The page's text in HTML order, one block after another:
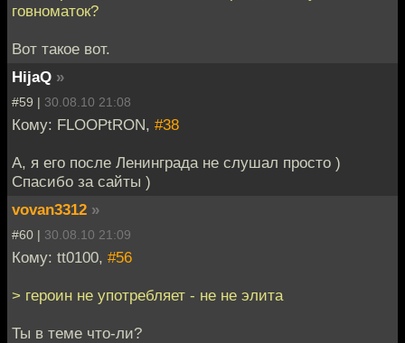
говноматок?
Вот такое вот.
HijaQ »
#59 | 30.08.10 21:08
Кому: FLOOPtRON, #38
А, я его после Ленинграда не слушал просто )
Спасибо за сайты )
vovan3312 »
#60 | 30.08.10 21:09
Кому: tt0100, #56
> героин не употребляет - не не элита
Ты в теме что-ли?